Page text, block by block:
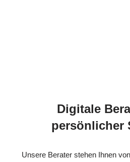
Digitale
persönlicher
Unsere Berater stehen Ihnen